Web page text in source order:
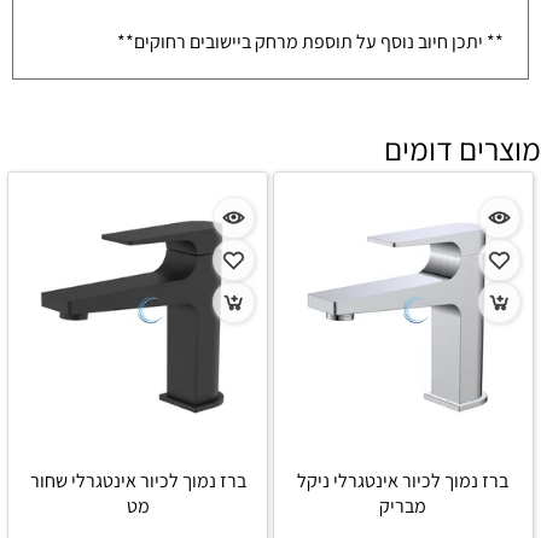
** יתכן חיוב נוסף על תוספת מרחק ביישובים רחוקים**
מוצרים דומים
ברז נמוך לכיור אינטגרלי ניקל
מבריק
ברז נמוך לכיור אינטגרלי שחור
מט